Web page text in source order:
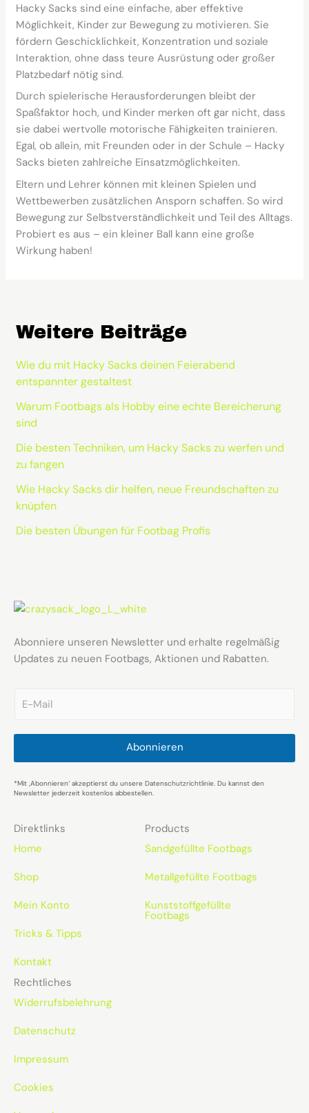
Hacky Sacks sind eine einfache, aber effektive
Möglichkeit, Kinder zur Bewegung zu motivieren. Sie
fördern Geschicklichkeit, Konzentration und soziale
Interaktion, ohne dass teure Ausrüstung oder großer
Platzbedarf nötig sind.
Durch spielerische Herausforderungen bleibt der
Spaßfaktor hoch, und Kinder merken oft gar nicht, dass
sie dabei wertvolle motorische Fähigkeiten trainieren.
Egal, ob allein, mit Freunden oder in der Schule – Hacky
Sacks bieten zahlreiche Einsatzmöglichkeiten.
Eltern und Lehrer können mit kleinen Spielen und
Wettbewerben zusätzlichen Ansporn schaffen. So wird
Bewegung zur Selbstverständlichkeit und Teil des Alltags.
Probiert es aus – ein kleiner Ball kann eine große
Wirkung haben!
Weitere Beiträge
Wie du mit Hacky Sacks deinen Feierabend
entspannter gestaltest
Warum Footbags als Hobby eine echte Bereicherung
sind
Die besten Techniken, um Hacky Sacks zu werfen und
zu fangen
Wie Hacky Sacks dir helfen, neue Freundschaften zu
knüpfen
Die besten Übungen für Footbag Profis
Abonniere unseren Newsletter und erhalte regelmäßig
Updates zu neuen Footbags, Aktionen und Rabatten.
m
i
*
Abonnieren
*Mit ‚Abonnieren‘ akzeptierst du unsere Datenschutzrichtlinie. Du kannst den
Newsletter jederzeit kostenlos abbestellen.
Direktlinks
Home
Shop
Mein Konto
Tricks & Tipps
Kontakt
Products
Sandgefüllte Footbags
Metallgefüllte Footbags
Kunststoffgefüllte
Footbags
Rechtliches
Widerrufsbelehrung
Datenschutz
Impressum
Cookies